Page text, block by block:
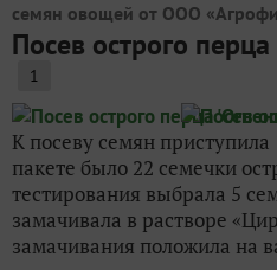
семян овощей от ООО
Посев острого
1
К посеву семян
пакете было 22 семечки
тестирования выбрала 5
замачивала в растворе
замачивания положила на